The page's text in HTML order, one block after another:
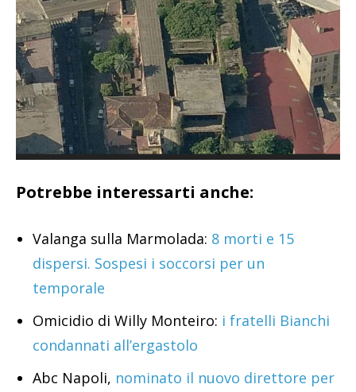
Potrebbe interessarti anche:
Valanga sulla Marmolada: 8 morti e 15
dispersi. Sospesi i soccorsi per un
temporale
Omicidio di Willy Monteiro: i fratelli Bianchi
condannati all’ergastolo
Abc Napoli, nominato il nuovo direttore per